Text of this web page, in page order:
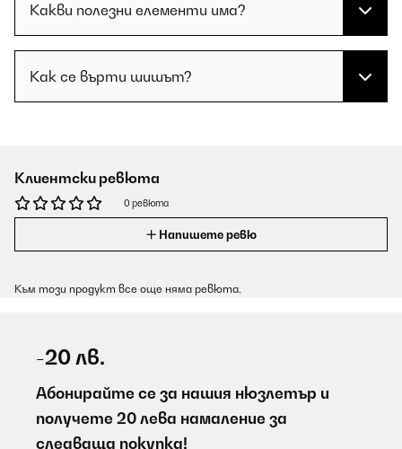
Какви полезни елементи има?
Как се върти шишът?
Клиентски ревюта
0 ревюта
Напишете ревю
Към този продукт все още няма ревюта.
-20 лв.
Абонирайте се за нашия нюзлетър и
получете 20 лева намаление за
следваща покупка!